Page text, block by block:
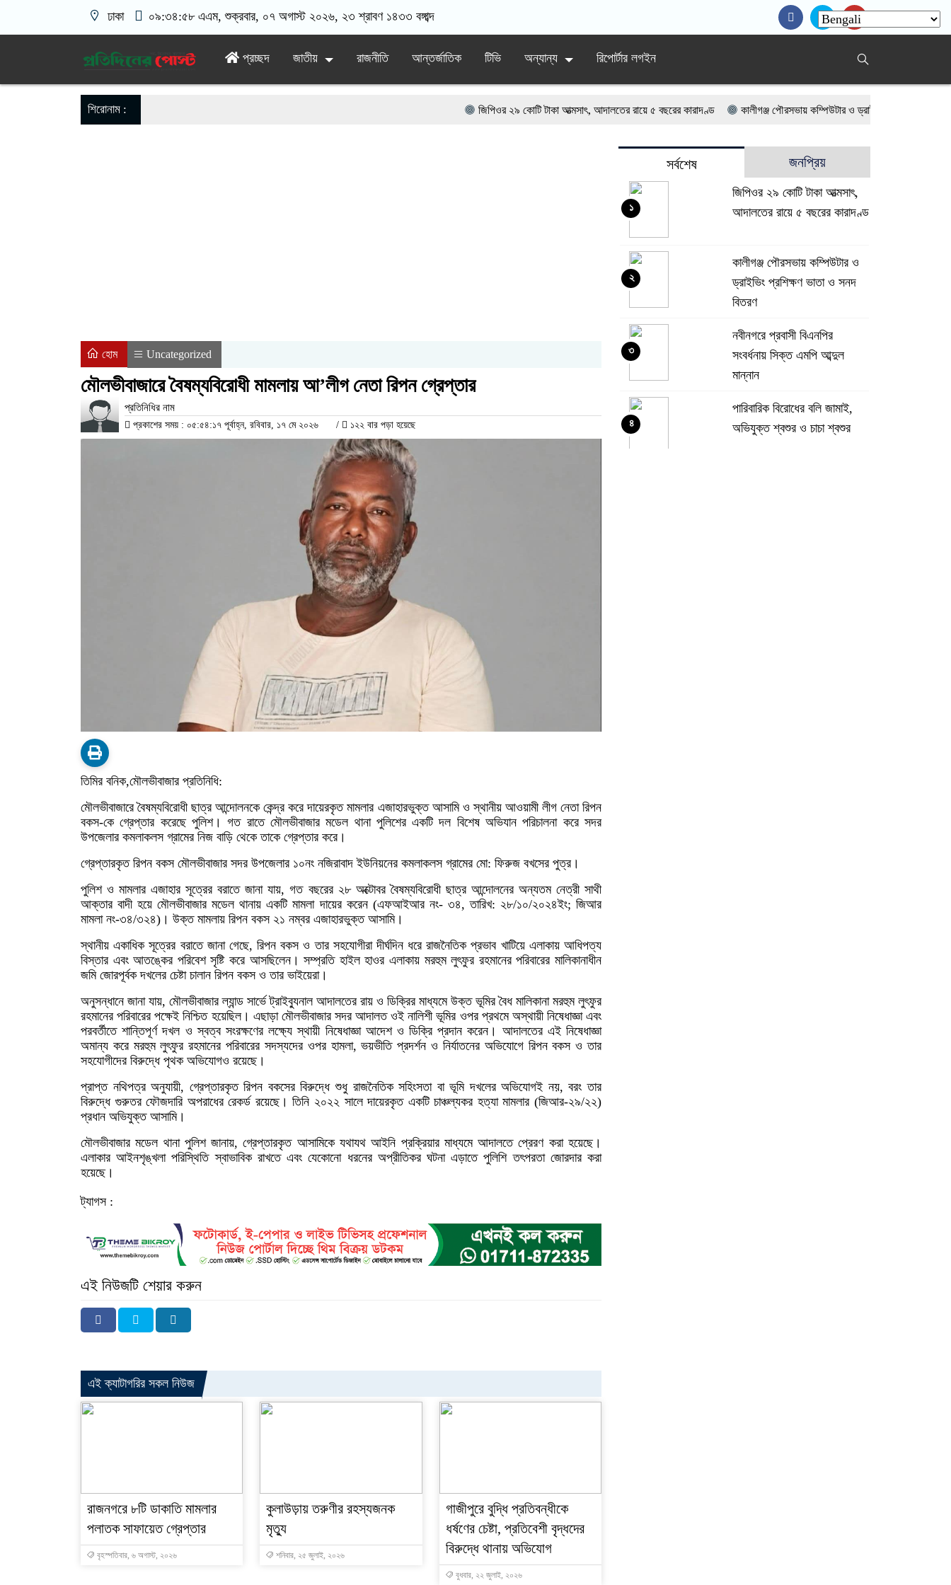
ঢাকা ০৯:৩৪:৫৯ এএম, শুক্রবার, ০৭ অগাস্ট ২০২৬, ২৩ শ্রাবণ ১৪৩৩ বঙ্গাব্দ
প্রচ্ছদ জাতীয় রাজনীতি আন্তর্জাতিক টিভি অন্যান্য রিপোর্টার লগইন
শিরোনাম : জিপিওর ২৯ কোটি টাকা আত্মসাৎ, আদালতের রায়ে ৫ বছরের কারাদণ্ড কালীগঞ্জ পৌরসভায় কম্পিউটার ও ড্রাইভিং প্রশিক্ষণ ভাতা ও সনদ
কালীগঞ্জের জামালপুরে দিনব্যাপী ফ্রি মেডিকেল ক্যাম্পে, সেবা নিয়েছেন শতাধিক রোগী কালীগঞ্জে জুলাই গণঅভ্যুত্থান দিবস উপলক্ষে
যে সিদ্ধান্ত দিলেন আদালত,১৩ বছর বয়সী মায়ের ৭ মাসের সন্তান এর জন্য। স্যালুট সুজন’-এর চোখে জুলাই গণঅভ্যুত্থান: ত্যাগের পরও
হোম Uncategorized
মৌলভীবাজারে বৈষম্যবিরোধী মামলায় আ’লীগ নেতা রিপন গ্রেপ্তার
প্রতিনিধির নাম
প্রকাশের সময় : ০৫:৫৪:১৭ পূর্বাহ্ন, রবিবার, ১৭ মে ২০২৬ / ১২২ বার পড়া হয়েছে
তিমির বনিক,মৌলভীবাজার প্রতিনিধি:
মৌলভীবাজারে বৈষম্যবিরোধী ছাত্র আন্দোলনকে কেন্দ্র করে দায়েরকৃত মামলার এজাহারভুক্ত আসামি ও স্থানীয় আওয়ামী লীগ নেতা রিপন
বকস-কে গ্রেপ্তার করেছে পুলিশ। গত রাতে মৌলভীবাজার মডেল থানা পুলিশের একটি দল বিশেষ অভিযান পরিচালনা করে সদর
উপজেলার কমলাকলস গ্রামের নিজ বাড়ি থেকে তাকে গ্রেপ্তার করে।
গ্রেপ্তারকৃত রিপন বকস মৌলভীবাজার সদর উপজেলার ১০নং নজিরাবাদ ইউনিয়নের কমলাকলস গ্রামের মো: ফিরুজ বখসের পুত্র।
পুলিশ ও মামলার এজাহার সূত্রের বরাতে জানা যায়, গত বছরের ২৮ অক্টোবর বৈষম্যবিরোধী ছাত্র আন্দোলনের অন্যতম নেত্রী সাথী
আক্তার বাদী হয়ে মৌলভীবাজার মডেল থানায় একটি মামলা দায়ের করেন (এফআইআর নং- ৩৪, তারিখ: ২৮/১০/২০২৪ইং; জিআর
মামলা নং-৩৪/৩২৪)। উক্ত মামলায় রিপন বকস ২১ নম্বর এজাহারভুক্ত আসামি।
স্থানীয় একাধিক সূত্রের বরাতে জানা গেছে, রিপন বকস ও তার সহযোগীরা দীর্ঘদিন ধরে রাজনৈতিক প্রভাব খাটিয়ে এলাকায় আধিপত্য
বিস্তার এবং আতঙ্কের পরিবেশ সৃষ্টি করে আসছিলেন। সম্প্রতি হাইল হাওর এলাকায় মরহুম লুৎফুর রহমানের পরিবারের মালিকানাধীন
জমি জোরপূর্বক দখলের চেষ্টা চালান রিপন বকস ও তার ভাইয়েরা।
অনুসন্ধানে জানা যায়, মৌলভীবাজার ল্যান্ড সার্ভে ট্রাইব্যুনাল আদালতের রায় ও ডিক্রির মাধ্যমে উক্ত ভূমির বৈধ মালিকানা মরহুম লুৎফুর
রহমানের পরিবারের পক্ষেই নিশ্চিত হয়েছিল। এছাড়া মৌলভীবাজার সদর আদালত ওই নালিশী ভূমির ওপর প্রথমে অস্থায়ী নিষেধাজ্ঞা এবং
পরবর্তীতে শান্তিপূর্ণ দখল ও স্বত্ব সংরক্ষণের লক্ষ্যে স্থায়ী নিষেধাজ্ঞা আদেশ ও ডিক্রি প্রদান করেন। আদালতের এই নিষেধাজ্ঞা
অমান্য করে মরহুম লুৎফুর রহমানের পরিবারের সদস্যদের ওপর হামলা, ভয়ভীতি প্রদর্শন ও নির্যাতনের অভিযোগে রিপন বকস ও তার
সহযোগীদের বিরুদ্ধে পৃথক অভিযোগও রয়েছে।
প্রাপ্ত নথিপত্র অনুযায়ী, গ্রেপ্তারকৃত রিপন বকসের বিরুদ্ধে শুধু রাজনৈতিক সহিংসতা বা ভূমি দখলের অভিযোগই নয়, বরং তার
বিরুদ্ধে গুরুতর ফৌজদারি অপরাধের রেকর্ড রয়েছে। তিনি ২০২২ সালে দায়েরকৃত একটি চাঞ্চল্যকর হত্যা মামলার (জিআর-২৯/২২)
প্রধান অভিযুক্ত আসামি।
মৌলভীবাজার মডেল থানা পুলিশ জানায়, গ্রেপ্তারকৃত আসামিকে যথাযথ আইনি প্রক্রিয়ার মাধ্যমে আদালতে প্রেরণ করা হয়েছে।
এলাকার আইনশৃঙ্খলা পরিস্থিতি স্বাভাবিক রাখতে এবং যেকোনো ধরনের অপ্রীতিকর ঘটনা এড়াতে পুলিশি তৎপরতা জোরদার করা
হয়েছে।
ট্যাগস :
এই নিউজটি শেয়ার করুন
এই ক্যাটাগরির সকল নিউজ
রাজনগরে ৮টি ডাকাতি মামলার
পলাতক সাফায়েত গ্রেপ্তার
বৃহস্পতিবার, ৬ অগাস্ট, ২০২৬
কুলাউড়ায় তরুণীর রহস্যজনক
মৃত্যু
শনিবার, ২৫ জুলাই, ২০২৬
গাজীপুরে বুদ্ধি প্রতিবন্ধীকে
ধর্ষণের চেষ্টা, প্রতিবেশী বৃদ্ধদের
বিরুদ্ধে থানায় অভিযোগ
বুধবার, ২২ জুলাই, ২০২৬
সর্বশেষ জনপ্রিয়
জিপিওর ২৯ কোটি টাকা আত্মসাৎ,
আদালতের রায়ে ৫ বছরের কারাদণ্ড
১
কালীগঞ্জ পৌরসভায় কম্পিউটার ও
ড্রাইভিং প্রশিক্ষণ ভাতা ও সনদ
বিতরণ
২
নবীনগরে প্রবাসী বিএনপির
সংবর্ধনায় সিক্ত এমপি আব্দুল
মান্নান
৩
পারিবারিক বিরোধের বলি জামাই,
অভিযুক্ত শ্বশুর ও চাচা শ্বশুর
৪